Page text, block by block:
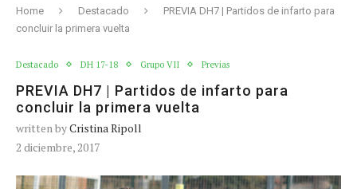
Home Destacado
PREVIA DH7 | Partidos de infarto para
concluir la primera vuelta
Destacado DH 17-18 Grupo VII Previas
PREVIA DH7 | Partidos de infarto para
concluir la primera vuelta
written byCristina Ripoll
2 diciembre, 2017